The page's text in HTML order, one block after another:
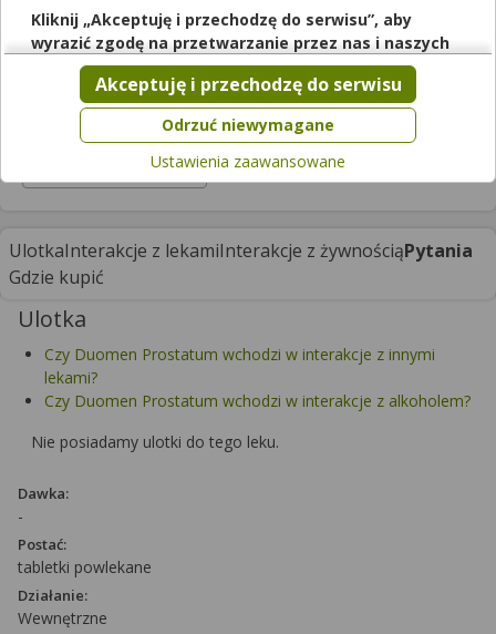
Cena zależna od apteki
Dostępny w ponad połowie aptek
Opakowanie
UlotkaInterakcje z lekamiInterakcje z żywnościąPytania
Gdzie kupić
Ulotka
Czy Duomen Prostatum wchodzi w interakcje z innymi
lekami?
Czy Duomen Prostatum wchodzi w interakcje z alkoholem?
Nie posiadamy ulotki do tego leku.
Dawka:
-
Postać:
tabletki powlekane
Działanie:
Wewnętrzne
Kliknij „Akceptuję i przechodzę do serwisu”, aby
wyrazić zgodę na przetwarzanie przez nas i naszych
partnerów Twoich danych w powyższych celach.
Pamiętaj, że wyrażenie zgody jest dobrowolne, a wyrażoną
zgodę możesz w każdej chwili cofnąć, możesz też wycofać
zgodę na przetwarzanie Twoich danych tylko w niektórych
celach. Jeżeli chcesz dowiedzieć się więcej lub chcesz
przeprowadzić konfigurację szczegółową, to możesz tego
Więcej informacji na temat wykorzystywania narzędzi
zewnętrznych w naszym serwisie znajdziesz w
Serwisu
Odrzuć niewymagane
Akceptuję i przechodzę do serwisu
Ustawienia zaawansowane